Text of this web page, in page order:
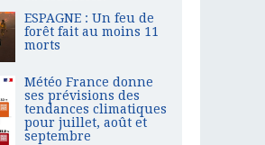
ESPAGNE : Un feu de
forêt fait au moins 11
morts
Météo France donne
ses prévisions des
tendances climatiques
pour juillet, août et
septembre